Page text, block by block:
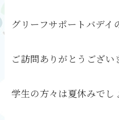
グリーフサポートバデ
ご訪問ありがとうござ
学生の方々は夏休みでし